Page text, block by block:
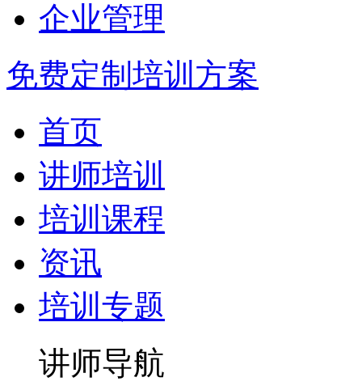
企业管理
免费定制培训方案
首页
讲师培训
培训课程
资讯
培训专题
讲师导航